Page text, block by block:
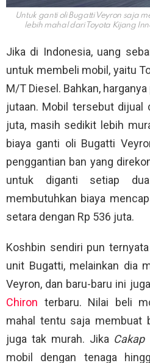
Untuk ganti oli Bugatti Veyron saja
lebih mahal dari Toyota Kijang
Jika di Indonesia, uang
untuk membeli mobil, yaitu
M/T Diesel. Bahkan,
jutaan. Mobil tersebut dijual
juta, masih sedikit lebih
biaya ganti oli Bugatti
penggantian ban yang
untuk diganti setiap
membutuhkan biaya
setara dengan Rp 536 juta.
Koshbin sendiri pun
unit Bugatti, melainkan dia
Veyron, dan baru-baru ini
Chiron terbaru. Nilai beli
mahal tentu saja membuat
juga tak murah. Jika Cakap
mobil dengan tenaga